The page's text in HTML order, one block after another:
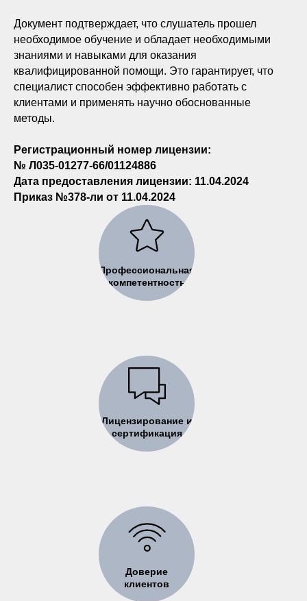
Документ подтверждает, что слушатель прошел
необходимое обучение и обладает необходимыми
знаниями и навыками для оказания
квалифицированной помощи. Это гарантирует, что
специалист способен эффективно работать с
клиентами и применять научно обоснованные
методы.
Регистрационный номер лицензии:
№ Л035-01277-66/01124886
Дата предоставления лицензии: 11.04.2024
Приказ №378-ли от 11.04.2024
Профессиональная
компетентность
Лицензирование и
сертификация
Доверие
клиентов